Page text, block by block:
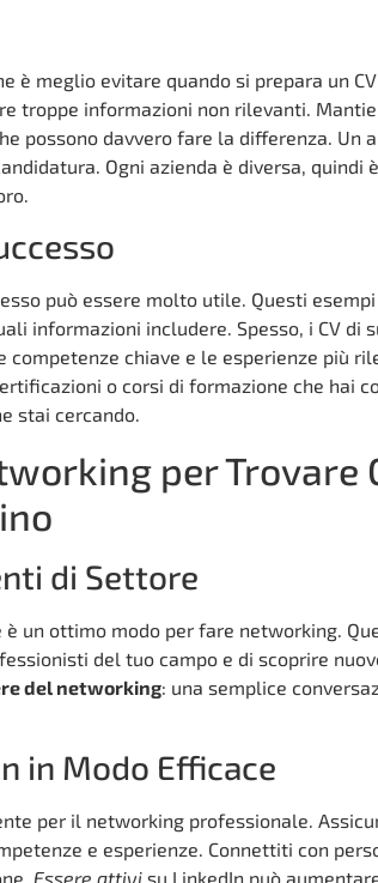
è meglio evitare quando si prepara un
troppe informazioni non rilevanti.
possono davvero fare la differenza. Un
Ogni azienda è diversa,
può essere molto utile. Questi
informazioni includere. Spesso, i CV di
chiave e le esperienze più
o corsi di formazione che hai
stai cercando.
per Trovare
di Settore
un ottimo modo per fare networking.
del tuo campo e di scoprire
del networking: una semplice
in Modo Efficace
per il networking professionale.
e esperienze. Connettiti con
Essere attivisu LinkedIn può